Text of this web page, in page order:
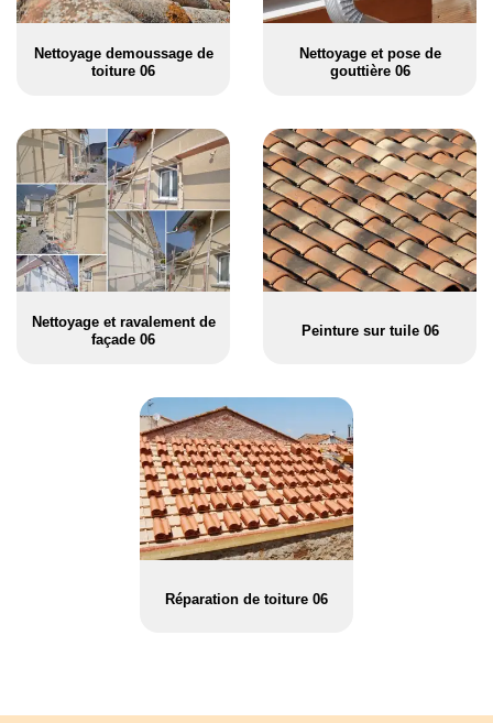
Nettoyage demoussage de
toiture 06
Nettoyage et pose de
gouttière 06
Nettoyage et ravalement de
façade 06
Peinture sur tuile 06
Réparation de toiture 06